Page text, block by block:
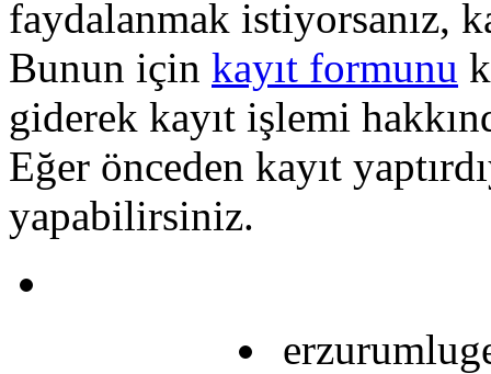
faydalanmak istiyorsanız,
Bunun için kayıt formunu
giderek kayıt işlemi
Eğer önceden kayıt
yapabilirsiniz.